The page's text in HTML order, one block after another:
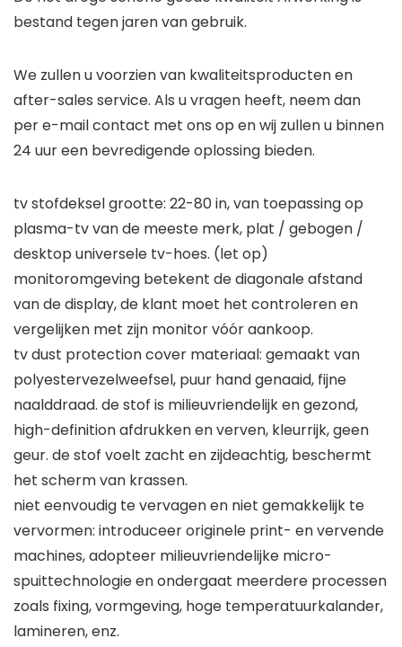
bestand tegen jaren van gebruik.
We zullen u voorzien van kwaliteitsproducten en
after-sales service. Als u vragen heeft, neem dan
per e-mail contact met ons op en wij zullen u binnen
24 uur een bevredigende oplossing bieden.
tv stofdeksel grootte: 22-80 in, van toepassing op
plasma-tv van de meeste merk, plat / gebogen /
desktop universele tv-hoes. (let op)
monitoromgeving betekent de diagonale afstand
van de display, de klant moet het controleren en
vergelijken met zijn monitor vóór aankoop.
tv dust protection cover materiaal: gemaakt van
polyestervezelweefsel, puur hand genaaid, fijne
naalddraad. de stof is milieuvriendelijk en gezond,
high-definition afdrukken en verven, kleurrijk, geen
geur. de stof voelt zacht en zijdeachtig, beschermt
het scherm van krassen.
niet eenvoudig te vervagen en niet gemakkelijk te
vervormen: introduceer originele print- en vervende
machines, adopteer milieuvriendelijke micro-
spuittechnologie en ondergaat meerdere processen
zoals fixing, vormgeving, hoge temperatuurkalander,
lamineren, enz.